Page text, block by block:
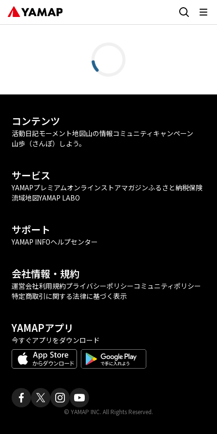
コンテンツ
活動日記モーメント地図山の情報コミュニティ キャンペーン
山歩（さんぽ）しよう。
サービス
YAMAPプレミアムオンラインストアマガジンふるさと納税保険
流域地図YAMAP LABO
サポート
YAMAP INFOヘルプセンター
会社情報・規約
運営会社利用規約プライバシーポリシーコミュニティポリシー
特定商取引に関する法律に基づく表示
YAMAPアプリ
今すぐアプリをダウンロード
© YAMAP INC. All Rights Reserved.